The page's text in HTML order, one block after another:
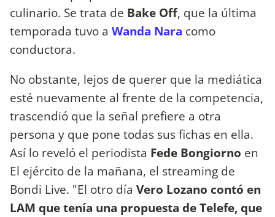
culinario. Se trata de Bake Off, que la última
temporada tuvo a Wanda Nara como
conductora.
No obstante, lejos de querer que la mediática
esté nuevamente al frente de la competencia,
trascendió que la señal prefiere a otra
persona y que pone todas sus fichas en ella.
Así lo reveló el periodista Fede Bongiorno en
El ejército de la mañana, el streaming de
Bondi Live. "El otro día Vero Lozano contó en
LAM que tenía una propuesta de Telefe, que